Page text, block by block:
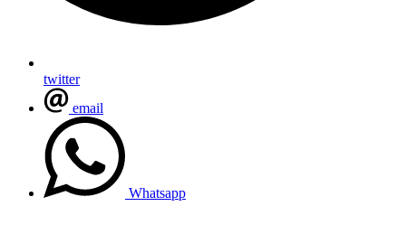
twitter
email
Whatsapp